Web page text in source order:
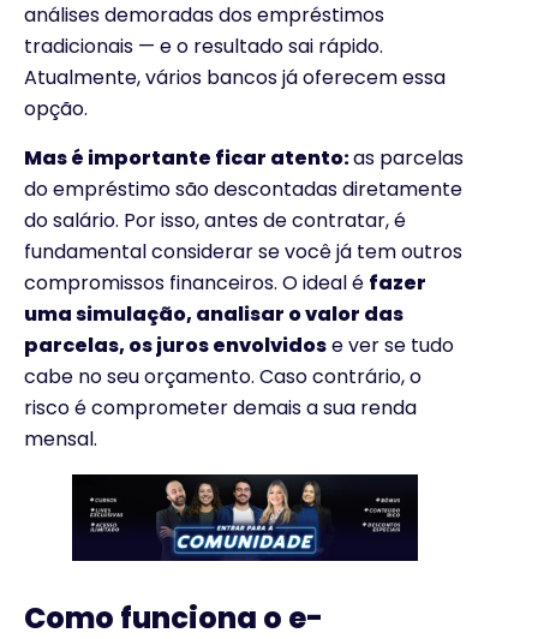
análises demoradas dos empréstimos
tradicionais — e o resultado sai rápido.
Atualmente, vários bancos já oferecem essa
opção.
Mas é importante ficar atento:as parcelas
do empréstimo são descontadas diretamente
do salário. Por isso, antes de contratar, é
fundamental considerar se você já tem outros
compromissos financeiros. O ideal é fazer
uma simulação, analisar o valor das
parcelas, os juros envolvidose ver se tudo
cabe no seu orçamento. Caso contrário, o
risco é comprometer demais a sua renda
mensal.
Como funciona o e-